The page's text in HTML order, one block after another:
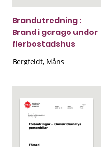
Brandutredning :
Brand i garage under
flerbostadshus
Bergfeldt, Måns